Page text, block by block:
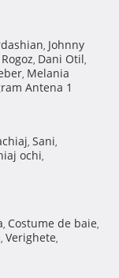
, Johnny
, Dani Otil,
, Melania
Antena 1
, Sani,
ochi,
, Costume de baie,
, Verighete,